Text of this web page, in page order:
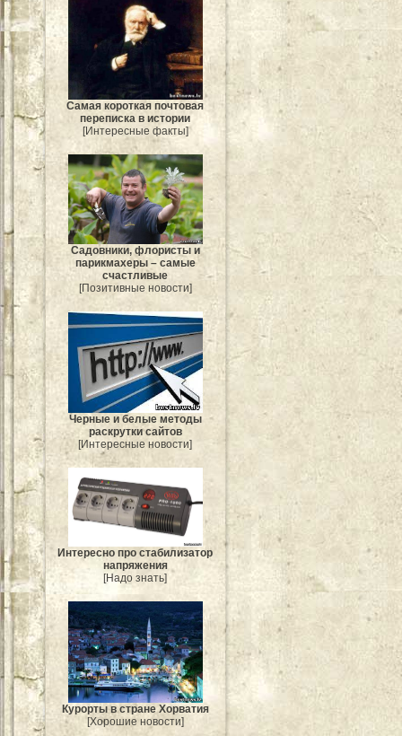
Самая короткая почтовая
переписка в истории
[Интересные факты]
Садовники, флористы и
парикмахеры – самые
счастливые
[Позитивные новости]
Черные и белые методы
раскрутки сайтов
[Интересные новости]
Интересно про стабилизатор
напряжения
[Надо знать]
Курорты в стране Хорватия
[Хорошие новости]